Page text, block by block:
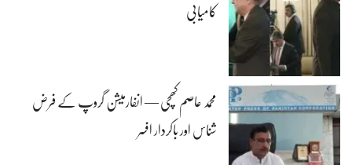
کامیابی
محمد عاصم کھچی — انفارمیشن گروپ کے فرض
شناس اور باکردار افسر